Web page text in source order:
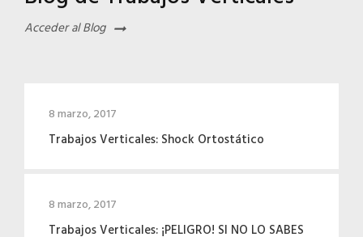
Acceder al Blog
8 marzo, 2017
Trabajos Verticales: Shock Ortostático
8 marzo, 2017
Trabajos Verticales: ¡PELIGRO! SI NO LO SABES